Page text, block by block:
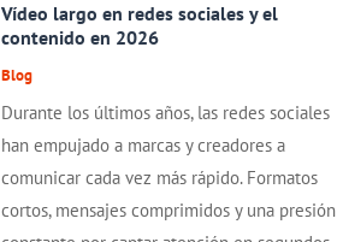
Vídeo largo en redes sociales y el
contenido en 2026
Blog
Durante los últimos años, las redes sociales
han empujado a marcas y creadores a
comunicar cada vez más rápido. Formatos
cortos, mensajes comprimidos y una presión